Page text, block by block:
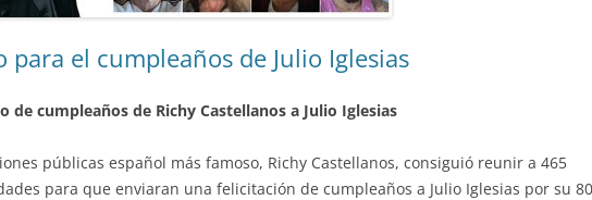
para el cumpleaños de Julio Iglesias
de cumpleaños de Richy Castellanos a Julio Iglesias
públicas español más famoso, Richy Castellanos, consiguió reunir a 465
para que enviaran una felicitación de cumpleaños a Julio Iglesias por su 80